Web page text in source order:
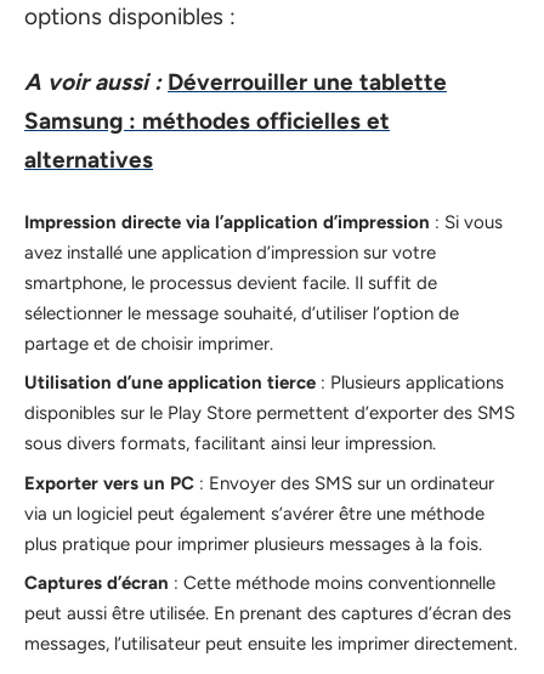
options disponibles :
A voir aussi : Déverrouiller une tablette
Samsung : méthodes officielles et
alternatives
Impression directe via l’application d’impression : Si vous
avez installé une application d’impression sur votre
smartphone, le processus devient facile. Il suffit de
sélectionner le message souhaité, d’utiliser l’option de
partage et de choisir imprimer.
Utilisation d’une application tierce : Plusieurs applications
disponibles sur le Play Store permettent d’exporter des SMS
sous divers formats, facilitant ainsi leur impression.
Exporter vers un PC : Envoyer des SMS sur un ordinateur
via un logiciel peut également s’avérer être une méthode
plus pratique pour imprimer plusieurs messages à la fois.
Captures d’écran : Cette méthode moins conventionnelle
peut aussi être utilisée. En prenant des captures d’écran des
messages, l’utilisateur peut ensuite les imprimer directement.